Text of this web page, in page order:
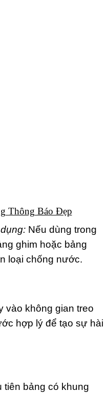
Thông Báo Đẹp
Nếu dùng trong
ghim hoặc bảng
loại chống nước.
vào không gian treo
hợp lý để tạo sự hài
bảng có khung